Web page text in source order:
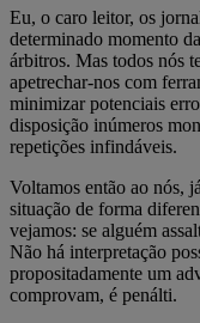
Eu, o caro leitor, os
determinado momento
árbitros. Mas todos nós
apetrechar-nos com
minimizar potenciais
disposição inúmeros
repetições infindáveis.
Voltamos então ao nós,
situação de forma
vejamos: se alguém
Não há interpretação
propositadamente um
comprovam, é penálti.